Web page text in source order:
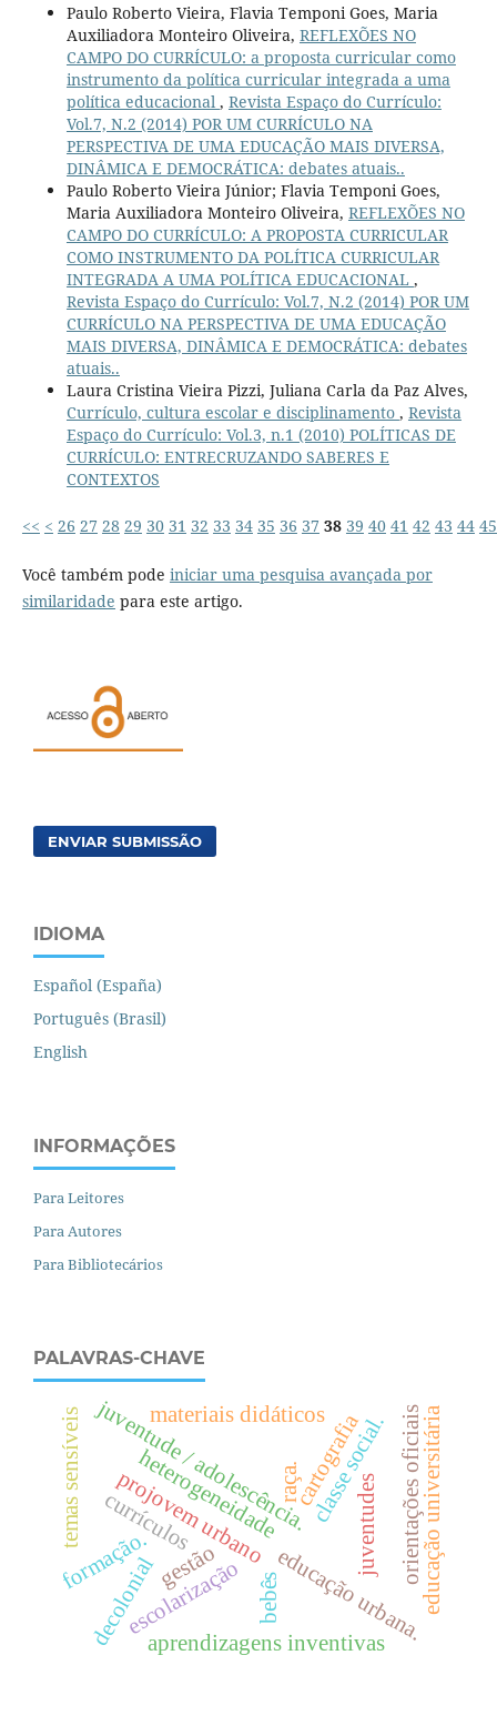
Paulo Roberto Vieira, Flavia Temponi Goes, Maria
Auxiliadora Monteiro Oliveira, REFLEXÕES NO
CAMPO DO CURRÍCULO: a proposta curricular como
instrumento da política curricular integrada a uma
política educacional , Revista Espaço do Currículo:
Vol.7, N.2 (2014) POR UM CURRÍCULO NA
PERSPECTIVA DE UMA EDUCAÇÃO MAIS DIVERSA,
DINÂMICA E DEMOCRÁTICA: debates atuais..
Paulo Roberto Vieira Júnior; Flavia Temponi Goes,
Maria Auxiliadora Monteiro Oliveira, REFLEXÕES NO
CAMPO DO CURRÍCULO: A PROPOSTA CURRICULAR
COMO INSTRUMENTO DA POLÍTICA CURRICULAR
INTEGRADA A UMA POLÍTICA EDUCACIONAL ,
Revista Espaço do Currículo: Vol.7, N.2 (2014) POR UM
CURRÍCULO NA PERSPECTIVA DE UMA EDUCAÇÃO
MAIS DIVERSA, DINÂMICA E DEMOCRÁTICA: debates
atuais..
Laura Cristina Vieira Pizzi, Juliana Carla da Paz Alves,
Currículo, cultura escolar e disciplinamento , Revista
Espaço do Currículo: Vol.3, n.1 (2010) POLÍTICAS DE
CURRÍCULO: ENTRECRUZANDO SABERES E
CONTEXTOS
<< < 26 27 28 29 30 31 32 33 34 35 36 37 38 39 40 41 42 43 44 45
Você também pode iniciar uma pesquisa avançada por
similaridade para este artigo.
ENVIAR SUBMISSÃO
IDIOMA
Español (España)
Português (Brasil)
English
INFORMAÇÕES
Para Leitores
Para Autores
Para Bibliotecários
PALAVRAS-CHAVE
currículos
projovem urbano
juventude / adolescência.
e
d
u
c
a
ç
ã
o
u
r
b
a
n
a
.
c
l
a
s
s
e
s
o
c
i
a
l
.
raça.
gestão juventudes
escolarização
heterogeneidade
materiais didáticos
formação.
decolonial bebês
cartografia
aprendizagens inventivas
orientações oficiaiseducação universitária
temas sensíveis